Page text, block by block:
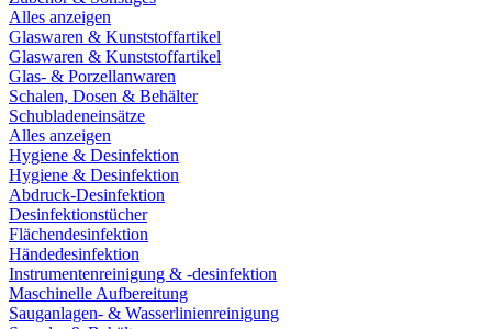
Alles anzeigen
Glaswaren & Kunststoffartikel
Glaswaren & Kunststoffartikel
Glas- & Porzellanwaren
Schalen, Dosen & Behälter
Schubladeneinsätze
Alles anzeigen
Hygiene & Desinfektion
Hygiene & Desinfektion
Abdruck-Desinfektion
Desinfektionstücher
Flächendesinfektion
Händedesinfektion
Instrumentenreinigung & -desinfektion
Maschinelle Aufbereitung
Sauganlagen- & Wasserlinienreinigung